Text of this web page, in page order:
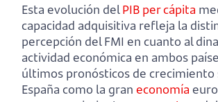
Esta evolución delPIB percápita
capacidad adquisitiva refleja la
percepción del FMI en cuanto al
actividad económica en ambos
últimos pronósticos de crecimiento
España como la gran economía